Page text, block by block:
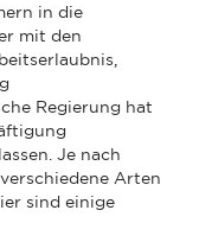
in die
mit den
Regierung hat
Je nach
Arten
sind einige